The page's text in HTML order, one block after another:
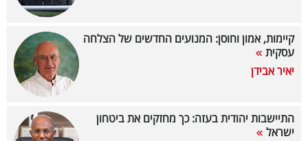
קיימות, אמון וחוסן: המנועים החדשים של הצלחה
עסקית
יאיר אבידן
התיישבות יהודית בעזה: כך מחזקים את ביטחון
ישראל